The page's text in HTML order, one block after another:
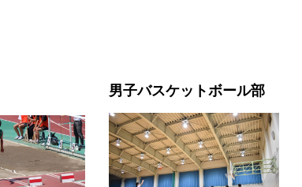
男子バスケットボール部